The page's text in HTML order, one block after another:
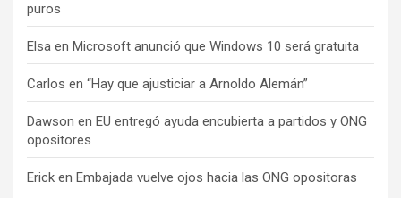
puros
Elsa en Microsoft anunció que Windows 10 será gratuita
Carlos en “Hay que ajusticiar a Arnoldo Alemán”
Dawson en EU entregó ayuda encubierta a partidos y ONG
opositores
Erick en Embajada vuelve ojos hacia las ONG opositoras